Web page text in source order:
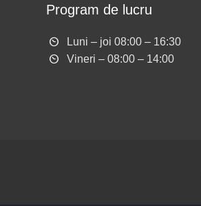
Program de lucru
Luni – joi 08:00 – 16:30
Vineri – 08:00 – 14:00